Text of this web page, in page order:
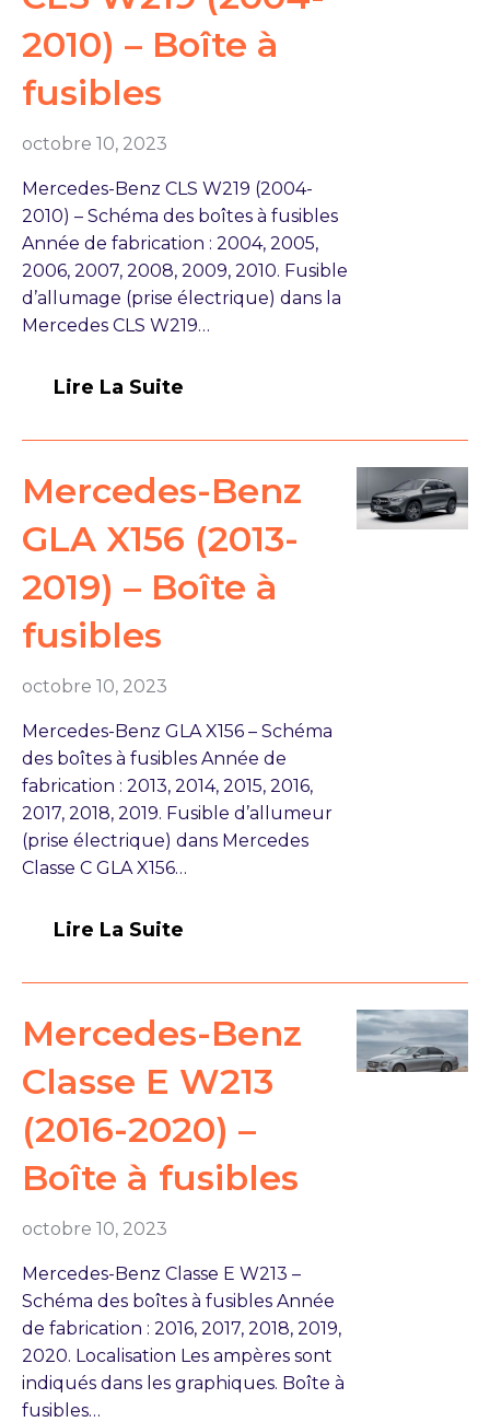
2010) – Boîte à
fusibles
octobre 10, 2023
Mercedes-Benz CLS W219 (2004-
2010) – Schéma des boîtes à fusibles
Année de fabrication : 2004, 2005,
2006, 2007, 2008, 2009, 2010. Fusible
d’allumage (prise électrique) dans la
Mercedes CLS W219…
Lire La Suite
Mercedes-Benz
GLA X156 (2013-
2019) – Boîte à
fusibles
octobre 10, 2023
Mercedes-Benz GLA X156 – Schéma
des boîtes à fusibles Année de
fabrication : 2013, 2014, 2015, 2016,
2017, 2018, 2019. Fusible d’allumeur
(prise électrique) dans Mercedes
Classe C GLA X156…
Lire La Suite
Mercedes-Benz
Classe E W213
(2016-2020) –
Boîte à fusibles
octobre 10, 2023
Mercedes-Benz Classe E W213 –
Schéma des boîtes à fusibles Année
de fabrication : 2016, 2017, 2018, 2019,
2020. Localisation Les ampères sont
indiqués dans les graphiques. Boîte à
fusibles…